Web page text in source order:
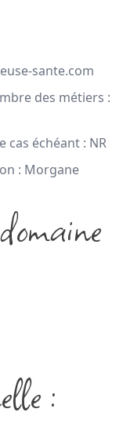
sante.com
des métiers :
cas échéant : NR
: Morgane
: